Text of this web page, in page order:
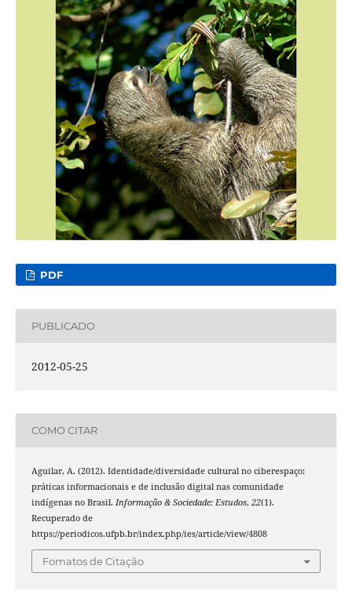
PDF
PUBLICADO
2012-05-25
COMO CITAR
Aguilar, A. (2012). Identidade/diversidade cultural no ciberespaço:
práticas informacionais e de inclusão digital nas comunidade
indígenas no Brasil. Informação & Sociedade: Estudos, 22(1).
Recuperado de
https://periodicos.ufpb.br/index.php/ies/article/view/4808
Fomatos de Citação